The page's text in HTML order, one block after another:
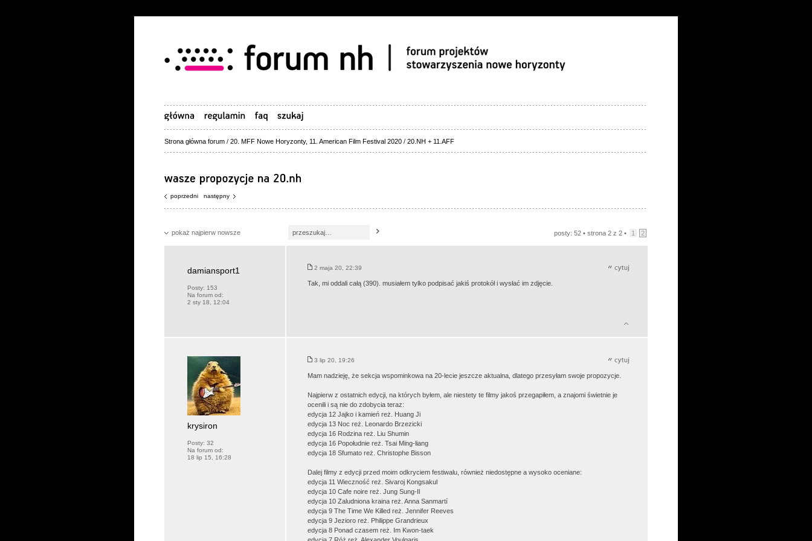
Strona główna forum / 20. MFF Nowe Horyzonty, 11. American Film Festival 2020 / 20.NH + 11.AFF
poprzedni następny
pokaż najpierw nowsze posty: 52 • strona 2 z 2 • 1 2
damiansport1
Posty: 153
Na forum od:
2 sty 18, 12:04
2 maja 20, 22:39
Tak, mi oddali całą (390). musiałem tylko podpisać jakiś protokół i wysłać im zdjęcie.
krysiron
Posty: 32
Na forum od:
18 lip 15, 16:28
3 lip 20, 19:26
Mam nadzieję, że sekcja wspominkowa na 20-lecie jeszcze aktualna, dlatego przesyłam swoje propozycje.
Najpierw z ostatnich edycji, na których byłem, ale niestety te filmy jakoś przegapiłem, a znajomi świetnie je
ocenili i są nie do zdobycia teraz:
edycja 12 Jajko i kamień reż. Huang Ji
edycja 13 Noc reż. Leonardo Brzezicki
edycja 16 Rodzina reż. Liu Shumin
edycja 16 Popołudnie reż. Tsai Ming-liang
edycja 18 Sfumato reż. Christophe Bisson
Dalej filmy z edycji przed moim odkryciem festiwalu, również niedostępne a wysoko oceniane:
edycja 11 Wieczność reż. Sivaroj Kongsakul
edycja 10 Cafe noire reż. Jung Sung-Il
edycja 10 Zaludniona kraina reż. Anna Sanmartí
edycja 9 The Time We Killed reż. Jennifer Reeves
edycja 9 Jezioro reż. Philippe Grandrieux
edycja 8 Ponad czasem reż. Im Kwon-taek